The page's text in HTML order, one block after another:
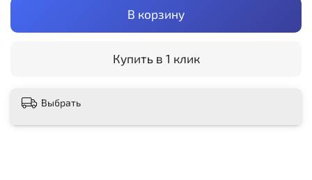
В корзину
Купить в 1 клик
Выбрать